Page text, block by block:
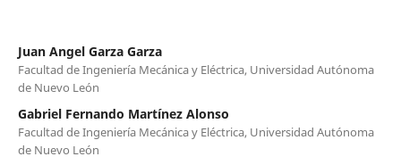
Juan Angel Garza Garza
Facultad de Ingeniería Mecánica y Eléctrica, Universidad Autónoma
de Nuevo León
Gabriel Fernando Martínez Alonso
Facultad de Ingeniería Mecánica y Eléctrica, Universidad Autónoma
de Nuevo León